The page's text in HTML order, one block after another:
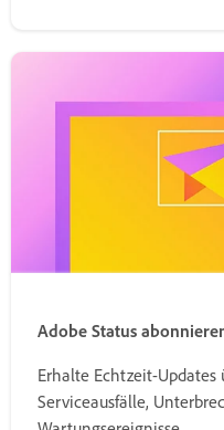
Adobe Status
Erhalte Echtzeit-Updates
Serviceausfälle,